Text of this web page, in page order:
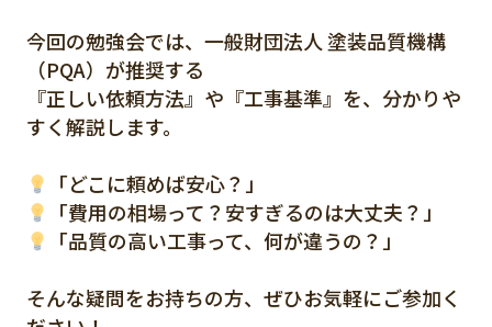
今回の勉強会では、一般財団法人 塗装品質機構
（PQA）が推奨する
『正しい依頼方法』や『工事基準』を、分かりや
すく解説します。
「どこに頼めば安心？」
「費用の相場って？安すぎるのは大丈夫？」
「品質の高い工事って、何が違うの？」
そんな疑問をお持ちの方、ぜひお気軽にご参加く